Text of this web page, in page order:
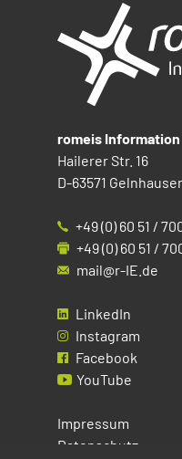
romeis Information
Hailerer Str. 16
D-63571
+49 (0) 60 51 /
+49 (0) 60 51 /
mail@r-IE.de
LinkedIn
Instagram
Facebook
YouTube
Impressum
Datenschutz